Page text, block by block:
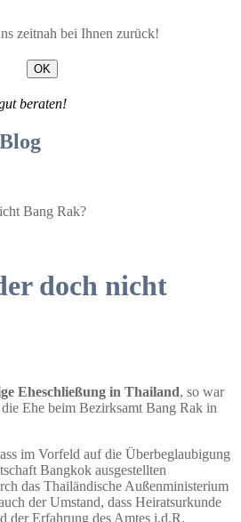
zeitnah bei Ihnen zurück!
OK
beraten!
Bang Rak?
doch nicht
Eheschließung in Thailand, so war
Ehe beim Bezirksamt Bang Rak in
im Vorfeld auf die Überbeglaubigung
Bangkok ausgestellten
das Thailändische Außenministerium
der Umstand, dass Heiratsurkunde
der Erfahrung des Amtes i.d.R.